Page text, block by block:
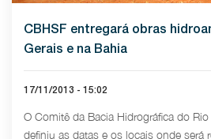
CBHSF entregará obras
Gerais e na Bahia
17/11/2013 - 15:02
O Comitê da Bacia Hidrográfica do
definiu as datas e os locais onde será